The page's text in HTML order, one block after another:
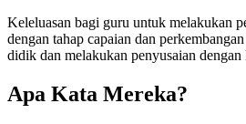
Keleluasan bagi guru untuk melakukan
dengan tahap capaian dan
didik dan melakukan penyusaian
Apa Kata Mereka?